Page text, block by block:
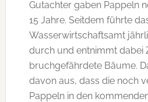
Gutachter gaben Pappeln
15 Jahre. Seitdem führte
Wasserwirtschaftsamt
durch und entnimmt dabei
bruchgefährdete Bäume.
davon aus, dass die noch
Pappeln in den